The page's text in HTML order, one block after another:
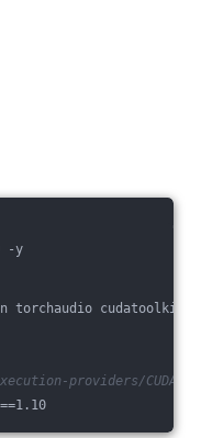
-y
torchaudio
providers/CUDA-